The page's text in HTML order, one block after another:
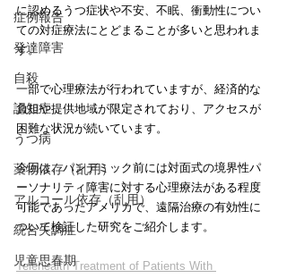
症例報告
発達障害
自殺
認知症
うつ病
薬物依存（乱用）
アルコール依存（乱用）
統合失調症
児童思春期
に認めるうつ症状や不安、不眠、衝動性につい
ての対症療法にとどまることが多いと思われま
す。
一部で心理療法が行われていますが、経済的な
負担や提供地域が限定されており、アクセスが
困難な状況が続いています。
今回は、パンデミック前には対面式の境界性パ
ーソナリティ障害に対する心理療法がある程度
可能であったアメリカで、遠隔治療の有効性に
ついて検証した研究をご紹介します。
Telehealth Treatment of Patients With